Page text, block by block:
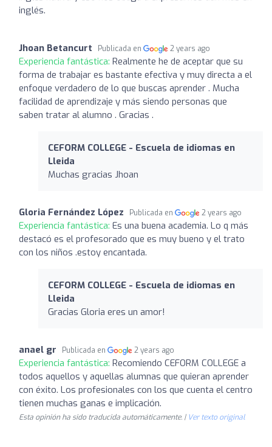
inglés.
Jhoan Betancurt Publicada en 2 years ago
Experiencia fantástica: Realmente he de aceptar que su
forma de trabajar es bastante efectiva y muy directa a el
enfoque verdadero de lo que buscas aprender . Mucha
facilidad de aprendizaje y más siendo personas que
saben tratar al alumno . Gracias .
CEFORM COLLEGE - Escuela de idiomas en
Lleida
Muchas gracias Jhoan
Gloria Fernández López Publicada en 2 years ago
Experiencia fantástica: Es una buena academia. Lo q más
destacó es el profesorado que es muy bueno y el trato
con los niños .estoy encantada.
CEFORM COLLEGE - Escuela de idiomas en
Lleida
Gracias Gloria eres un amor!
anael gr Publicada en 2 years ago
Experiencia fantástica: Recomiendo CEFORM COLLEGE a
todos aquellos y aquellas alumnas que quieran aprender
con éxito. Los profesionales con los que cuenta el centro
tienen muchas ganas e implicación.
Esta opinión ha sido traducida automáticamente. | Ver texto original